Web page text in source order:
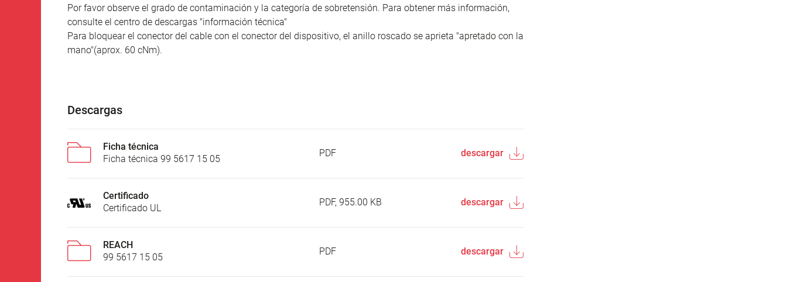
Por favor observe el grado de contaminación y la categoría de sobretensión. Para obtener más información,
consulte el centro de descargas "información técnica"
Para bloquear el conector del cable con el conector del dispositivo, el anillo roscado se aprieta "apretado con la
mano"(aprox. 60 cNm).
Descargas
Ficha técnica
Ficha técnica 99 5617 15 05
PDF descargar
Certificado
Certificado UL
PDF, 955.00 KB descargar
REACH
99 5617 15 05
PDF descargar